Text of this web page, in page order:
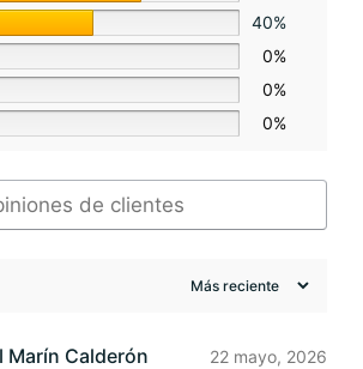
40%
0%
0%
0%
Marín Calderón 22 mayo, 2026